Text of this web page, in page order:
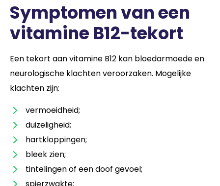
Symptomen van een
vitamine B12-tekort
Een tekort aan vitamine B12 kan bloedarmoede en
neurologische klachten veroorzaken. Mogelijke
klachten zijn:
vermoeidheid;
duizeligheid;
hartkloppingen;
bleek zien;
tintelingen of een doof gevoel;
spierzwakte;